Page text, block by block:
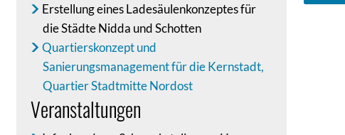
Erstellung eines Ladesäulenkonzeptes für
die Städte Nidda und Schotten
Quartierskonzept und
Sanierungsmanagement für die Kernstadt,
Quartier Stadtmitte Nordost
Veranstaltungen